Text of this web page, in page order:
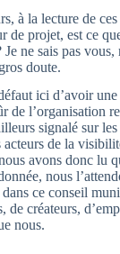
à la lecture de
de projet, est ce
ne sais pas
doute.
ici d’avoir une
de l’organisation
signalé sur
acteurs de la
avons donc lu
nous
ce conseil
de créateurs,
nous.